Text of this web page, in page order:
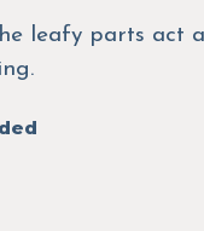
leafy parts act